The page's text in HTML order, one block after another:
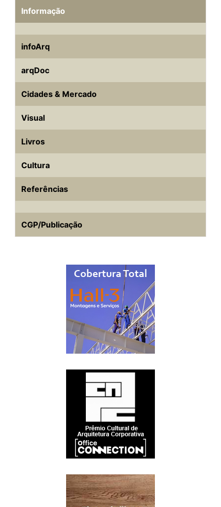
Informação
infoArq
arqDoc
Cidades & Mercado
Visual
Livros
Cultura
Referências
CGP/Publicação